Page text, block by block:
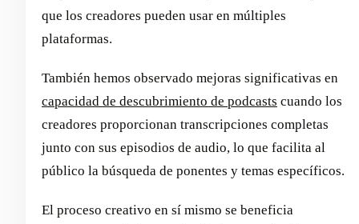
que los creadores pueden usar en múltiples
plataformas.
También hemos observado mejoras significativas en
capacidad de descubrimiento de podcasts cuando los
creadores proporcionan transcripciones completas
junto con sus episodios de audio, lo que facilita al
público la búsqueda de ponentes y temas específicos.
El proceso creativo en sí mismo se beneficia